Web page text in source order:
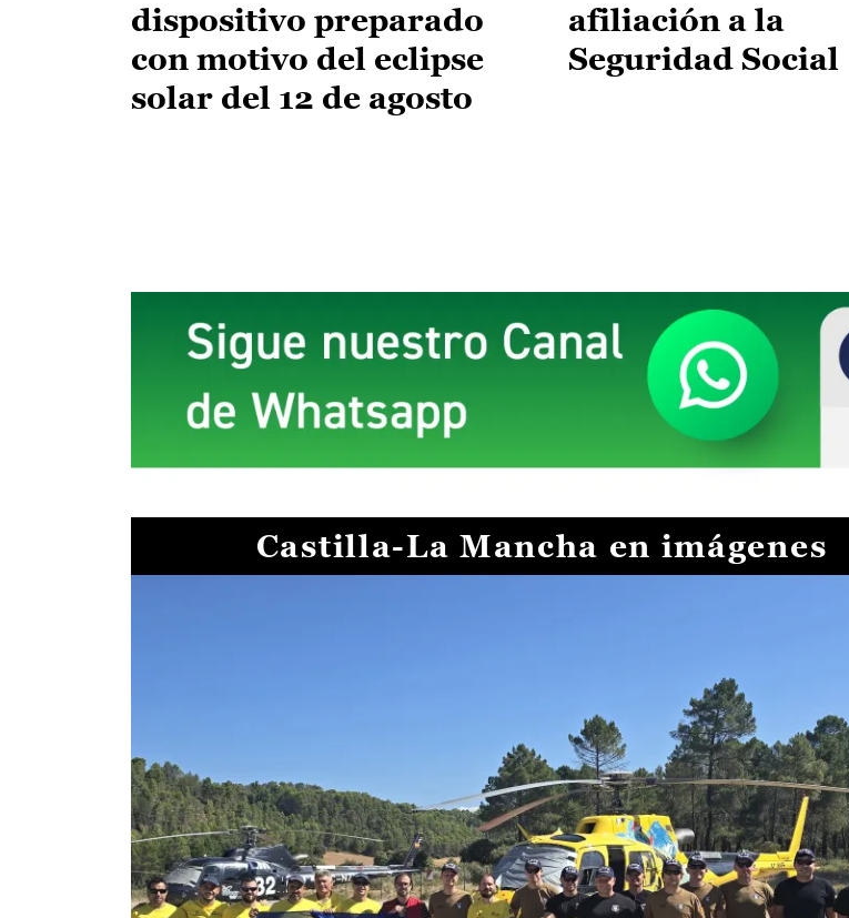
dispositivo preparado
con motivo del eclipse
solar del 12 de agosto
afiliación a la
Seguridad Social
Castilla-La Mancha en imágenes